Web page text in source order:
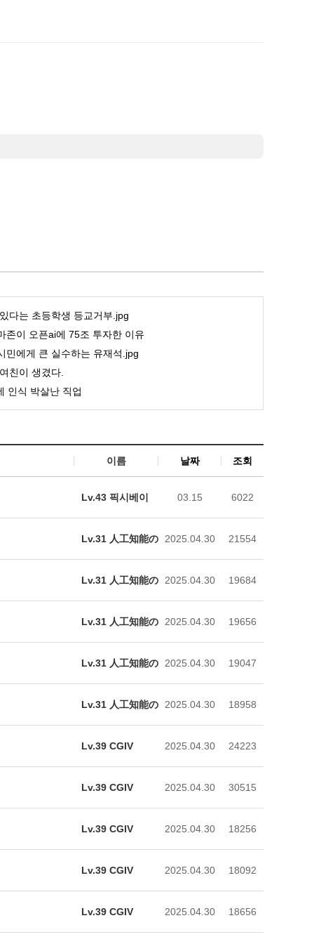
다는 초등학생 등교거부.jpg
존이 오픈ai에 75조 투자한 이유
민에게 큰 실수하는 유재석.jpg
친이 생겼다.
인식 박살난 직업
이름 날짜 조회
Lv.43 픽시베이 03.15 6022
Lv.31 人工知能の 2025.04.30 21554
Lv.31 人工知能の 2025.04.30 19684
Lv.31 人工知能の 2025.04.30 19656
Lv.31 人工知能の 2025.04.30 19047
Lv.31 人工知能の 2025.04.30 18958
Lv.39 CGIV 2025.04.30 24223
Lv.39 CGIV 2025.04.30 30515
Lv.39 CGIV 2025.04.30 18256
Lv.39 CGIV 2025.04.30 18092
Lv.39 CGIV 2025.04.30 18656